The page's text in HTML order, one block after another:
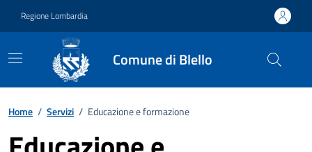
Regione Lombardia
Comune di Blello
Home / Servizi / Educazione e formazione